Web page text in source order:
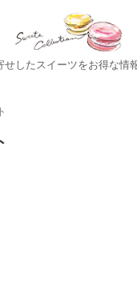
せしたスイーツをお得な情